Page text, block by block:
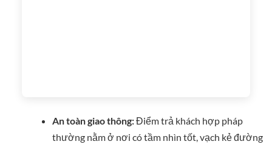
An toàn giao thông:Điểm trả khách hợp pháp
thường nằm ở nơi có tầm nhìn tốt, vạch kẻ đường